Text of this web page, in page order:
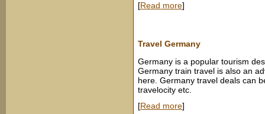
[Read more]
Travel Germany
Germany is a popular tourism
Germany train travel is also an
here. Germany travel deals can
travelocity etc.
[Read more]